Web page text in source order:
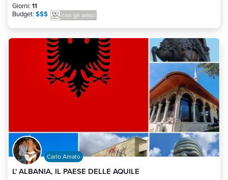
Giorni: 11
Budget: $$$ con gli amici
Carlo Amato
L' ALBANIA, IL PAESE DELLE AQUILE